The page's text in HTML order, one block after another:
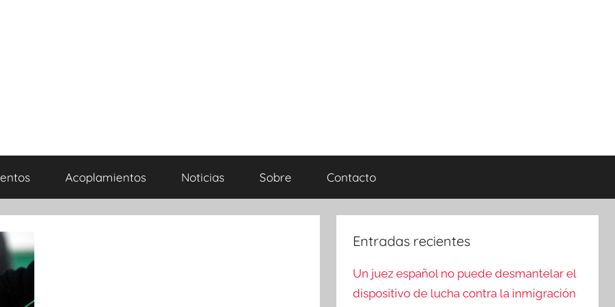
Acoplamientos Noticias Sobre Contacto
Entradas recientes
Un juez español no puede desmantelar el
dispositivo de lucha contra la inmigración